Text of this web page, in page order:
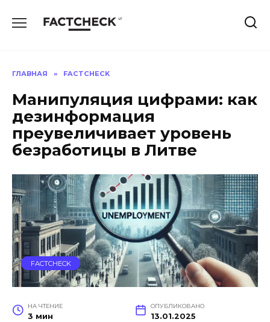
ГЛАВНАЯ » FACTCHECK
Манипуляция цифрами: как
дезинформация
преувеличивает уровень
безработицы в Литве
FACTCHECK
НА ЧТЕНИЕ
3 мин
ОПУБЛИКОВАНО
13.01.2025